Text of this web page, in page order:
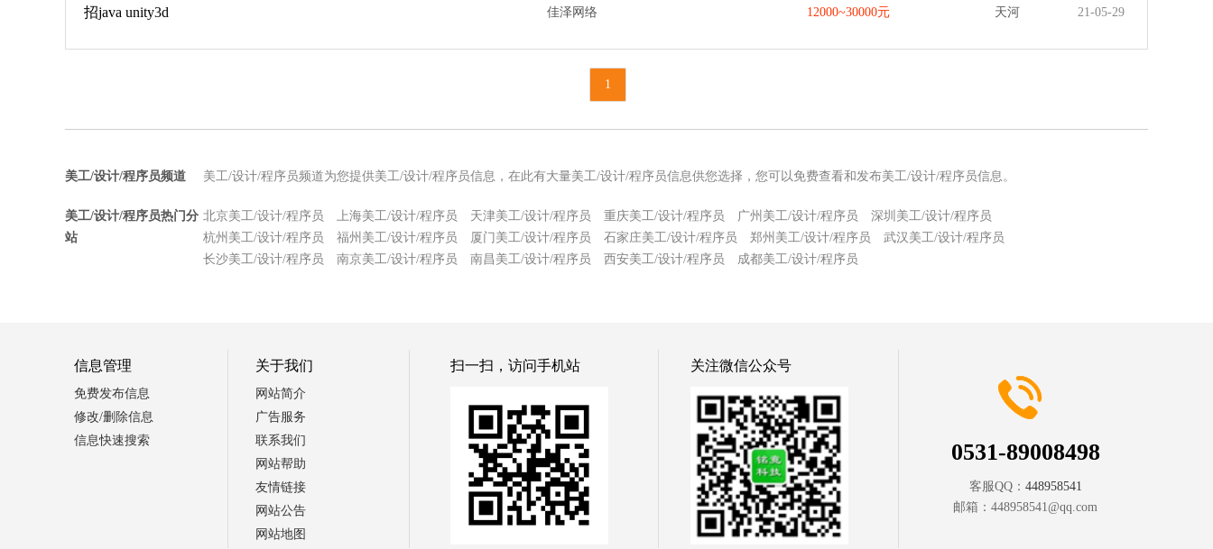
招java unity3d 21-05-29
天河
12000~30000元
佳泽网络
1
美工/设计/程序员频道 美工/设计/程序员频道为您提供美工/设计/程序员信息，在此有大量美工/设计/程序员信息供您选择，您可以免费查看和发布美工/设计/程序员信息。
美工/设计/程序员热门分
站
北京美工/设计/程序员 上海美工/设计/程序员 天津美工/设计/程序员 重庆美工/设计/程序员 广州美工/设计/程序员
深圳美工/设计/程序员
杭州美工/设计/程序员
福州美工/设计/程序员 厦门美工/设计/程序员 石家庄美工/设计/程序员 郑州美工/设计/程序员
武汉美工/设计/程序员
长沙美工/设计/程序员
南京美工/设计/程序员 南昌美工/设计/程序员 西安美工/设计/程序员 成都美工/设计/程序员
信息管理
免费发布信息
修改/删除信息
信息快速搜索
关于我们
网站简介
广告服务
联系我们
网站帮助
友情链接
网站公告
网站地图
扫一扫，访问手机站 关注微信公众号
0531-89008498
客服QQ： 448958541
邮箱： 448958541@qq.com